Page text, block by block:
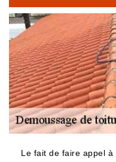
Le fait de faire appel à